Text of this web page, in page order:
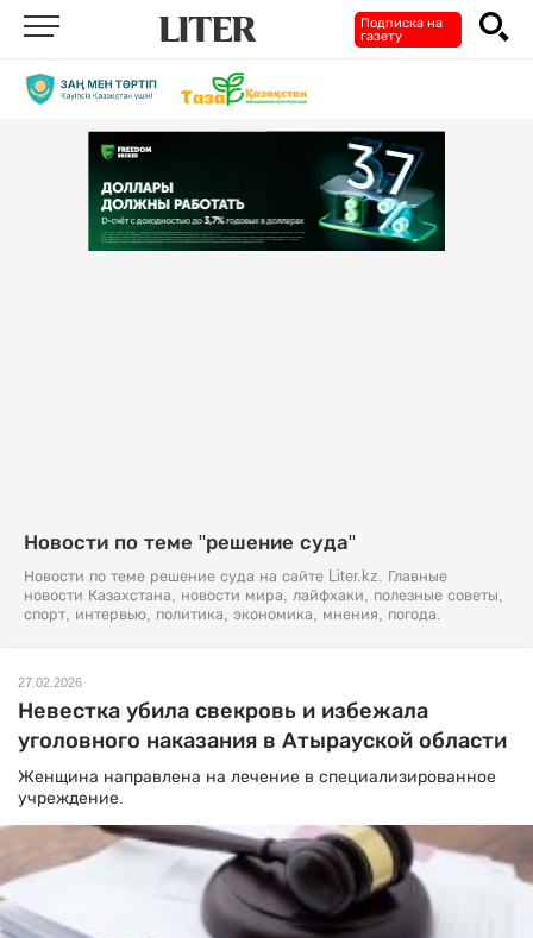
Подписка на
газету
Новости по теме "решение суда"
Новости по теме решение суда на сайте Liter.kz. Главные
новости Казахстана, новости мира, лайфхаки, полезные советы,
спорт, интервью, политика, экономика, мнения, погода.
27.02.2026
Невестка убила свекровь и избежала
уголовного наказания в Атырауской области
Женщина направлена на лечение в специализированное
учреждение.